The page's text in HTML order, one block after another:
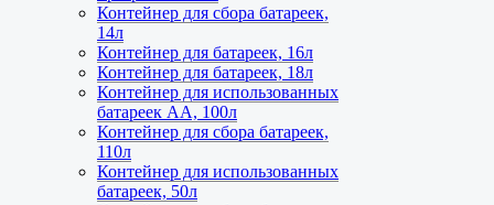
Контейнер для сбора батареек,
14л
Контейнер для батареек, 16л
Контейнер для батареек, 18л
Контейнер для использованных
батареек АА, 100л
Контейнер для сбора батареек,
110л
Контейнер для использованных
батареек, 50л